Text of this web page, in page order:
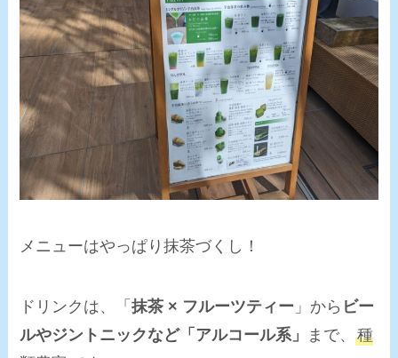
メニューはやっぱり抹茶づくし！
ドリンクは、「抹茶 × フルーツティー 」から ビー
ルやジントニックなど「アルコール系」
まで、種